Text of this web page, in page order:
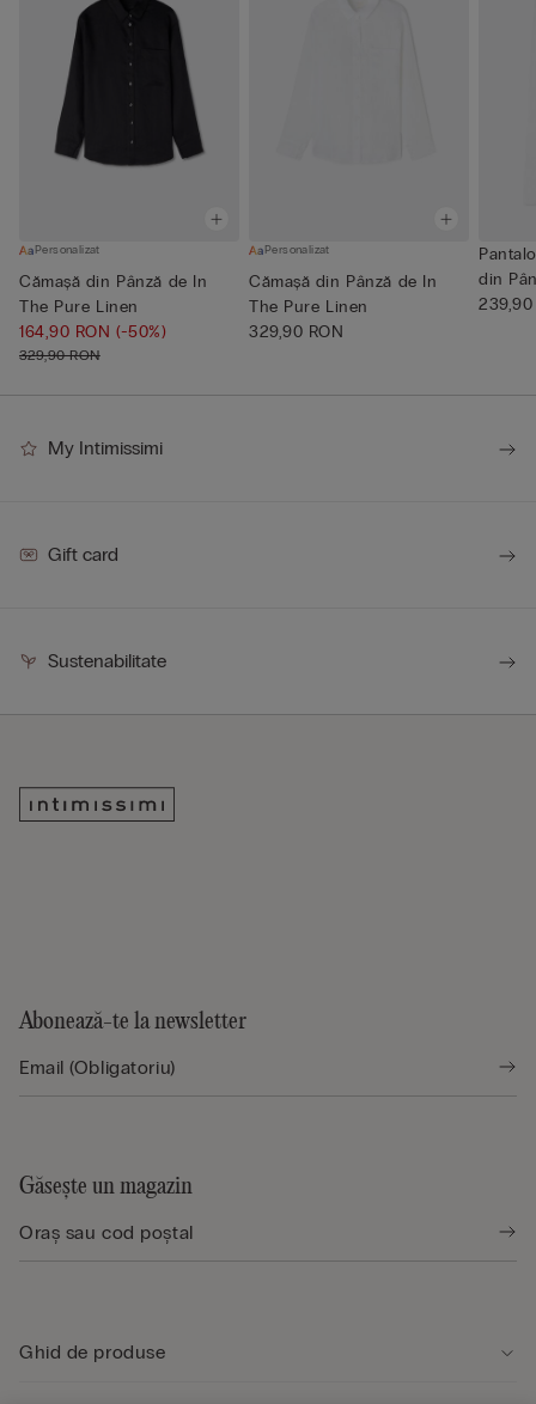
Personalizat
Cămașă din Pânză de In
The Pure Linen
164,90 RON(-50%)
329,90 RON
Personalizat
Cămașă din Pânză de In
The Pure Linen
329,90 RON
din
L...
239,90
My Intimissimi
Gift card
Sustenabilitate
Abonează-te la newsletter
Găsește un magazin
Ghid de produse